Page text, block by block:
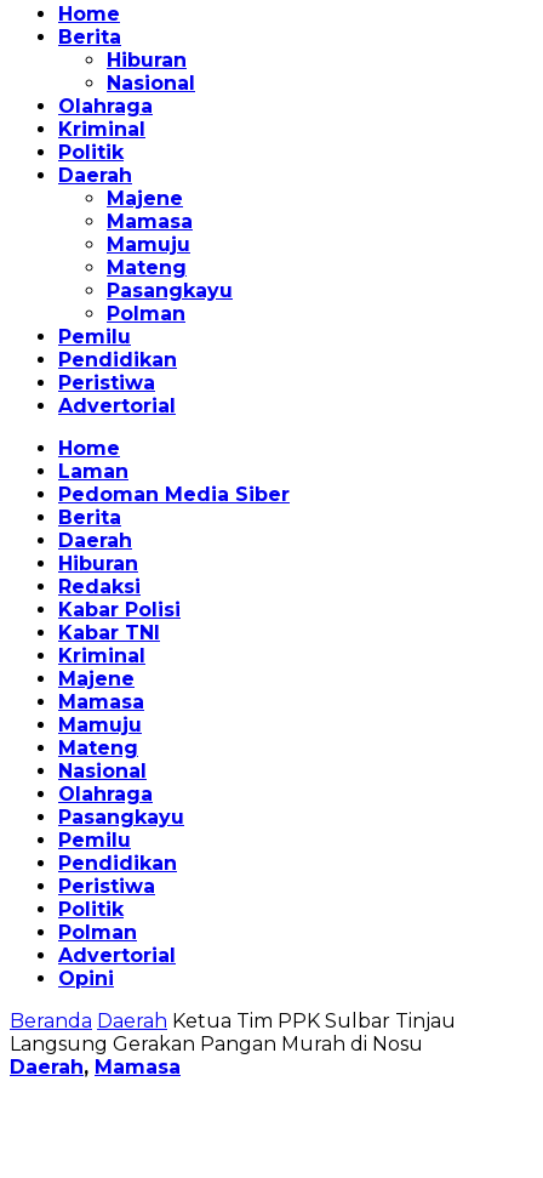
Home
Berita
Hiburan
Nasional
Olahraga
Kriminal
Politik
Daerah
Majene
Mamasa
Mamuju
Mateng
Pasangkayu
Polman
Pemilu
Pendidikan
Peristiwa
Advertorial
Home
Laman
Pedoman Media Siber
Berita
Daerah
Hiburan
Redaksi
Kabar Polisi
Kabar TNI
Kriminal
Majene
Mamasa
Mamuju
Mateng
Nasional
Olahraga
Pasangkayu
Pemilu
Pendidikan
Peristiwa
Politik
Polman
Advertorial
Opini
Beranda Daerah Ketua Tim PPK Sulbar Tinjau
Langsung Gerakan Pangan Murah di Nosu
Daerah, Mamasa